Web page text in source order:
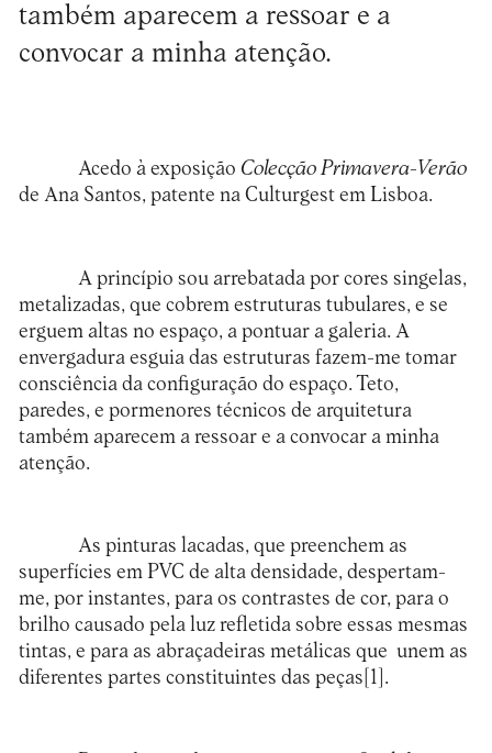
também aparecem a ressoar e a
convocar a minha atenção.
Acedo à exposição Colecção Primavera-Verão
de Ana Santos, patente na Culturgest em Lisboa.
A princípio sou arrebatada por cores singelas,
metalizadas, que cobrem estruturas tubulares, e se
erguem altas no espaço, a pontuar a galeria. A
envergadura esguia das estruturas fazem-me tomar
consciência da configuração do espaço. Teto,
paredes, e pormenores técnicos de arquitetura
também aparecem a ressoar e a convocar a minha
atenção.
As pinturas lacadas, que preenchem as
superfícies em PVC de alta densidade, despertam-
me, por instantes, para os contrastes de cor, para o
brilho causado pela luz refletida sobre essas mesmas
tintas, e para as abraçadeiras metálicas que unem as
diferentes partes constituintes das peças [1] .